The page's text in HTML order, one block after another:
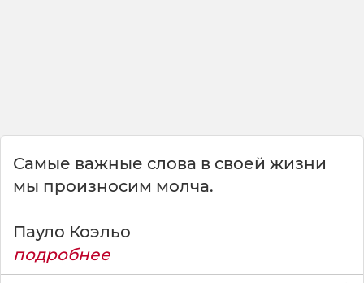
Самые важные слова в своей жизни
мы произносим молча.
Пауло Коэльо
подробнее